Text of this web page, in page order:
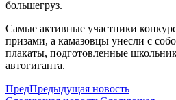
большегруз.
Самые активные участники
призами, а камазовцы унесли с
плакаты, подготовленные
автогиганта.
ПредПредыдущая новость